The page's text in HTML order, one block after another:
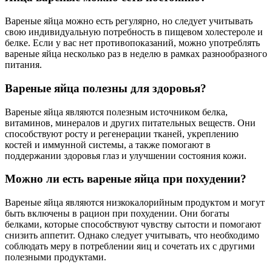
Вареные яйца можно есть регулярно, но следует учитывать
свою индивидуальную потребность в пищевом холестероле и
белке. Если у вас нет противопоказаний, можно употреблять
вареные яйца несколько раз в неделю в рамках разнообразного
питания.
Вареные яйца полезны для здоровья?
Вареные яйца являются полезным источником белка,
витаминов, минералов и других питательных веществ. Они
способствуют росту и регенерации тканей, укреплению
костей и иммунной системы, а также помогают в
поддержании здоровья глаз и улучшении состояния кожи.
Можно ли есть вареные яйца при похудении?
Вареные яйца являются низкокалорийным продуктом и могут
быть включены в рацион при похудении. Они богаты
белками, которые способствуют чувству сытости и помогают
снизить аппетит. Однако следует учитывать, что необходимо
соблюдать меру в потреблении яиц и сочетать их с другими
полезными продуктами.